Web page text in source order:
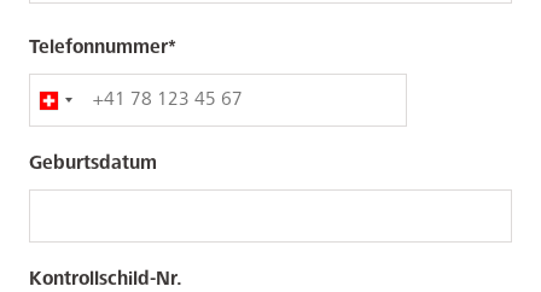
Telefonnummer
Geburtsdatum
Kontrollschild-Nr.